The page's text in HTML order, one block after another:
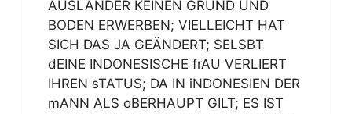
AUSLÄNDER KEINEN GRUND UND
BODEN ERWERBEN; VIELLEICHT HAT
SICH DAS JA GEÄNDERT; SELSBT
dEINE INDONESISCHE frAU VERLIERT
IHREN sTATUS; DA IN iNDONESIEN DER
mANN ALS oBERHAUPT GILT; ES IST